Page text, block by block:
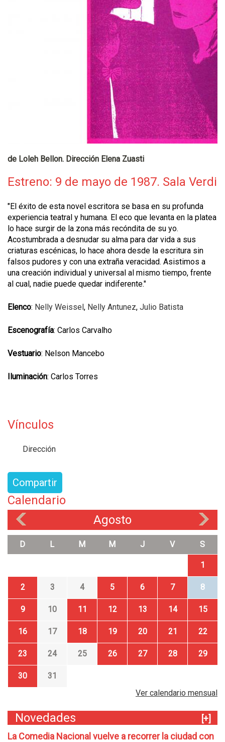
de Loleh Bellon. Dirección Elena Zuasti
Estreno: 9 de mayo de 1987. Sala Verdi
"El éxito de esta novel escritora se basa en su profunda
experiencia teatral y humana. El eco que levanta en la platea
lo hace surgir de la zona más recóndita de su yo.
Acostumbrada a desnudar su alma para dar vida a sus
criaturas escénicas, lo hace ahora desde la escritura sin
falsos pudores y con una extraña veracidad. Asistimos a
una creación individual y universal al mismo tiempo, frente
al cual, nadie puede quedar indiferente."
Elenco: Nelly Weissel, Nelly Antunez, Julio Batista
Escenografía: Carlos Carvalho
Vestuario: Nelson Mancebo
Iluminación: Carlos Torres
Vínculos
Dirección
Compartir
Calendario
Agosto
D L M M J V S
1
2 3 4 5 6 7 8
9 10 11 12 13 14 15
16 17 18 19 20 21 22
23 24 25 26 27 28 29
30
31
Ver calendario mensual
Novedades
[+]
La Comedia Nacional vuelve a recorrer la ciudad con